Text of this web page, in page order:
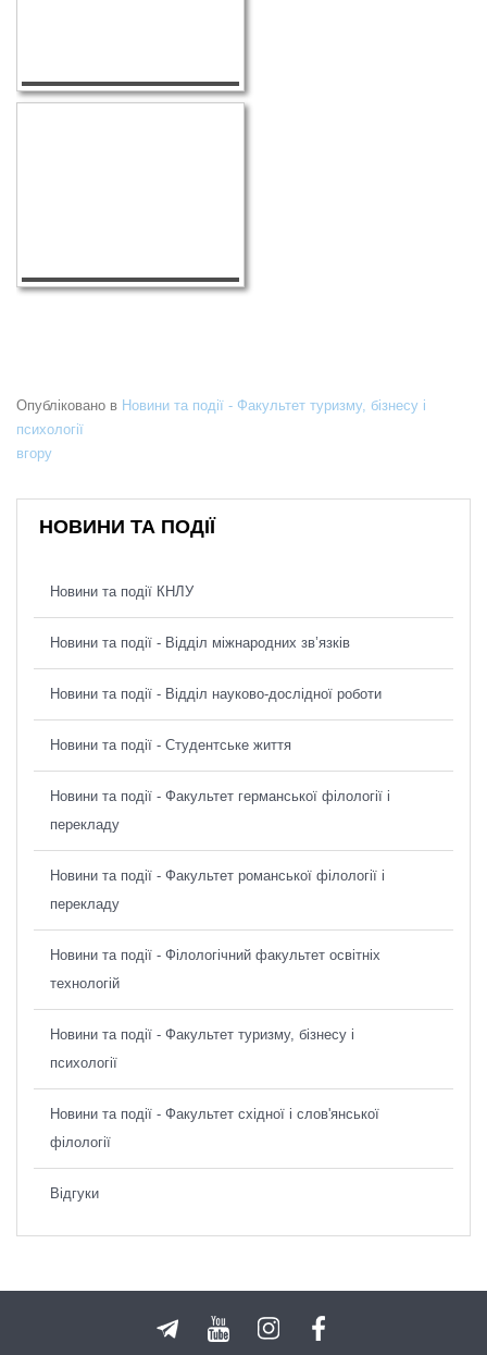
Опубліковано в Новини та події - Факультет туризму, бізнесу і
психології
вгору
НОВИНИ ТА ПОДІЇ
Новини та події КНЛУ
Новини та події - Відділ міжнародних зв’язків
Новини та події - Відділ науково-дослідної роботи
Новини та події - Студентське життя
Новини та події - Факультет германської філології і
перекладу
Новини та події - Факультет романської філології і
перекладу
Новини та події - Філологічний факультет освітніх
технологій
Новини та події - Факультет туризму, бізнесу і
психології
Новини та події - Факультет східної і слов'янської
філології
Відгуки